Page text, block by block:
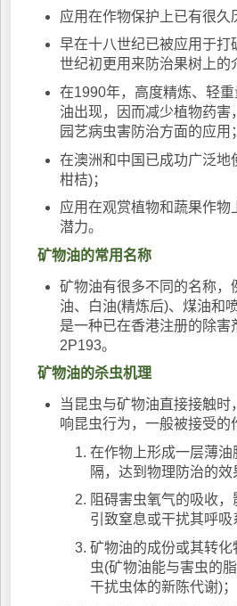
应用在作物保护上已有很久
早在十八世纪已被应用于打
世纪初更用来防治果树上的
在1990年，高度精炼、轻
油出现，因而减少植物药害
园艺病虫害防治方面的应用；
在澳洲和中国已成功广泛地
柑桔)；
应用在观赏植物和蔬果作物
潜力。
矿物油的常用名称
矿物油有很多不同的名称，
油、白油(精炼后)、煤油和
是一种已在香港注册的除害
2P193。
矿物油的杀虫机理
当昆虫与矿物油直接接触时
响昆虫行为，一般被接受的
在作物上形成一层薄油
隔，达到物理防治的效
阻碍害虫氧气的吸收，
引致窒息或干扰其呼吸
矿物油的成份或其转化
虫(矿物油能与害虫的
干扰虫体的新陈代谢)；